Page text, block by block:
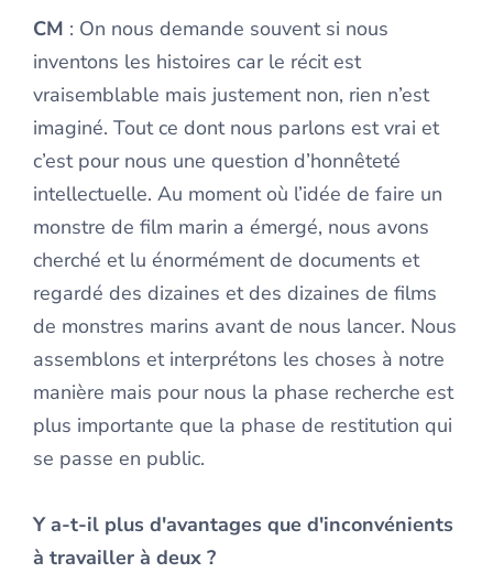
CM : On nous demande souvent si nous
inventons les histoires car le récit est
vraisemblable mais justement non, rien n’est
imaginé. Tout ce dont nous parlons est vrai et
c’est pour nous une question d’honnêteté
intellectuelle. Au moment où l’idée de faire un
monstre de film marin a émergé, nous avons
cherché et lu énormément de documents et
regardé des dizaines et des dizaines de films
de monstres marins avant de nous lancer. Nous
assemblons et interprétons les choses à notre
manière mais pour nous la phase recherche est
plus importante que la phase de restitution qui
se passe en public.
Y a-t-il plus d'avantages que d'inconvénients
à travailler à deux ?